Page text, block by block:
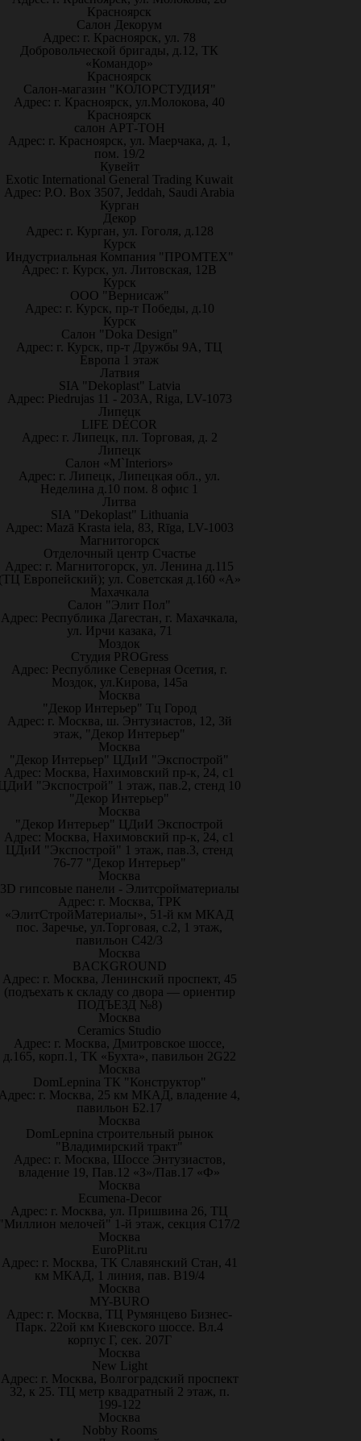
Красноярск
Салон Декорум
Адрес: г. Красноярск, ул. 78
Добровольческой бригады, д.12, ТК
«Командор»
Красноярск
Салон-магазин "КОЛОРСТУДИЯ"
Адрес: г. Красноярск, ул.Молокова, 40
Красноярск
салон АРТ-ТОН
Адрес: г. Красноярск, ул. Маерчака, д. 1,
пом. 19/2
Кувейт
Exotic International General Trading Kuwait
Адрес: P.O. Box 3507, Jeddah, Saudi Arabia
Курган
Декор
Адрес: г. Курган, ул. Гоголя, д.128
Курск
Индустриальная Компания "ПРОМТЕХ"
Адрес: г. Курск, ул. Литовская, 12В
Курск
ООО "Вернисаж"
Адрес: г. Курск, пр-т Победы, д.10
Курск
Салон "Doka Design"
Адрес: г. Курск, пр-т Дружбы 9А, ТЦ
Европа 1 этаж
Латвия
SIA "Dekoplast" Latvia
Адрес: Piedrujas 11 - 203A, Riga, LV-1073
Липецк
LIFE DÉCOR
Адрес: г. Липецк, пл. Торговая, д. 2
Липецк
Салон «M`Interiors»
Адрес: г. Липецк, Липецкая обл., ул.
Неделина д.10 пом. 8 офис 1
Литва
SIA "Dekoplast" Lithuania
Адрес: Mazā Krasta iela, 83, Rīga, LV-1003
Магнитогорск
Отделочный центр Счастье
Адрес: г. Магнитогорск, ул. Ленина д.115
Европейский); ул. Советская д.160 «А»
Махачкала
Салон "Элит Пол"
Адрес: Республика Дагестан, г. Махачкала,
ул. Ирчи казака, 71
Моздок
Студия PROGress
Адрес: Республике Северная Осетия, г.
Моздок, ул.Кирова, 145а
Москва
"Декор Интерьер" Тц Город
Адрес: г. Москва, ш. Энтузиастов, 12, 3й
этаж, "Декор Интерьер"
Москва
"Декор Интерьер" ЦДиИ "Экспострой"
Адрес: Москва, Нахимовский пр-к, 24, с1
"Экспострой" 1 этаж, пав.2, стенд 10
"Декор Интерьер"
Москва
"Декор Интерьер" ЦДиИ Экспострой
Адрес: Москва, Нахимовский пр-к, 24, с1
ЦДиИ "Экспострой" 1 этаж, пав.3, стенд
76-77 "Декор Интерьер"
Москва
3D гипсовые панели - Элитсройматериалы
Адрес: г. Москва, ТРК
«ЭлитСтройМатериалы», 51-й км МКАД
пос. Заречье, ул.Торговая, с.2, 1 этаж,
павильон С42/3
Москва
BACKGROUND
Адрес: г. Москва, Ленинский проспект, 45
(подъехать к складу со двора — ориентир
ПОДЪЕЗД №8)
Москва
Ceramics Studio
Адрес: г. Москва, Дмитровское шоссе,
д.165, корп.1, ТК «Бухта», павильон 2G22
Москва
DomLepnina ТК "Конструктор"
г. Москва, 25 км МКАД, владение 4,
павильон Б2.17
Москва
DomLepnina строительный рынок
"Владимирский тракт"
Адрес: г. Москва, Шоссе Энтузиастов,
владение 19, Пав.12 «З»/Пав.17 «Ф»
Москва
Ecumena-Decor
Адрес: г. Москва, ул. Пришвина 26, ТЦ
мелочей" 1-й этаж, секция С17/2
Москва
EuroPlit.ru
Адрес: г. Москва, ТК Славянский Стан, 41
км МКАД, 1 линия, пав. В19/4
Москва
MY-BURO
Адрес: г. Москва, ТЦ Румянцево Бизнес-
Парк. 22ой км Киевского шоссе. Вл.4
корпус Г, сек. 207Г
Москва
New Light
Адрес: г. Москва, Волгоградский проспект
32, к 25. ТЦ метр квадратный 2 этаж, п.
199-122
Москва
Nobby Rooms